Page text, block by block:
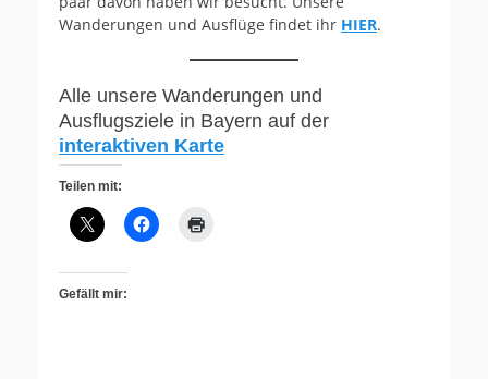
Wanderungen und Ausflüge findet ihr HIER.
Alle unsere Wanderungen und
Ausflugsziele in Bayern auf der
interaktiven Karte
Teilen mit:
Gefällt mir: